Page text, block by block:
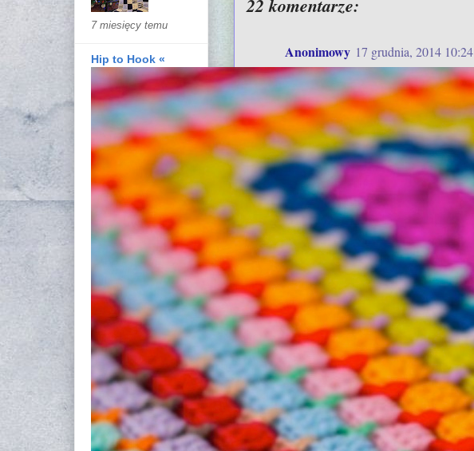
22 komentarze:
Anonimowy 17 grudnia, 2014 10:24
Niech te Święta
Tak wspaniałe `` . __/_._
będą całe ``````` _).♥ (_
jakby z bajek `````` ●
Niechaj gwiazdka ``,●,●,
z nieba leci ``````,●,*,●,
niech Mikołaj ````,●,*,*,●,
tuli dzieci ``````,●,*,*,*,●,
Biały puch `````,●,*,*,*,*,●,
niech z ```````,●,*,*,*,*,*,●,
nieba ```````,●,*,*,*,*,*,*,●,
spada ````````````█|█`````
niechaj piesek●●¤ۣۜ๘(¯`♥´¯)¤ۣۜ๘●●
``````__/_._`` w nocy gada
``````_).♥ (_``.Niech choinka
````````.● `````pachnie pięknie
```````,●,●, ```no i radość
``````,●,*,●,` będzie wszędzie !
`````,●,*,*,●,
````,●,*,*,*,●, ….niech biały opłatek
```,●,*,*,*,*,●, ``w dłoni nie drży
``,●,*,*,*,*,*,●, `z lęku jak z zimna
7 miesięcy temu
Hip to Hook «